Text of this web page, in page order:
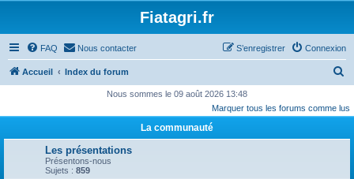
Fiatagri.fr
FAQ Nous contacter Connexion
S’enregistrer
Accueil Index du forum
c
Nous sommes le 09 août 2026 13:48
Marquer tous les forums comme lus
La communauté
Les présentations
Présentons-nous
Sujets : 859